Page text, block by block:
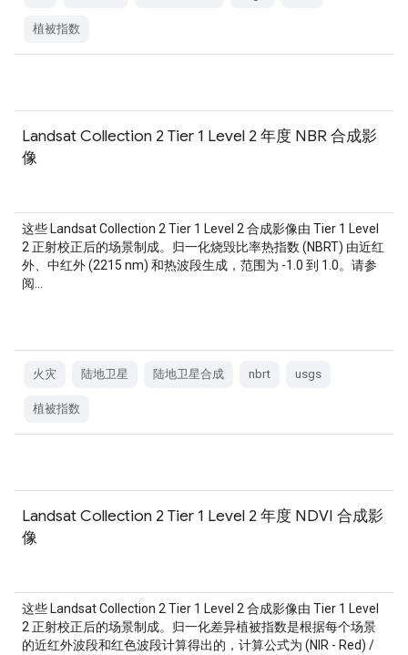
植被指数
Landsat Collection 2 Tier 1 Level 2 年度 NBR 合成影
像
这些 Landsat Collection 2 Tier 1 Level 2 合成影像由 Tier 1 Level
2 正射校正后的场景制成。归一化烧毁比率热指数 (NBRT) 由近红
外、中红外 (2215 nm) 和热波段生成，范围为 -1.0 到 1.0。请参
阅…
火灾 陆地卫星 陆地卫星合成 nbrt usgs
植被指数
Landsat Collection 2 Tier 1 Level 2 年度 NDVI 合成影
像
这些 Landsat Collection 2 Tier 1 Level 2 合成影像由 Tier 1 Level
2 正射校正后的场景制成。归一化差异植被指数是根据每个场景
的近红外波段和红色波段计算得出的，计算公式为 (NIR - Red) /